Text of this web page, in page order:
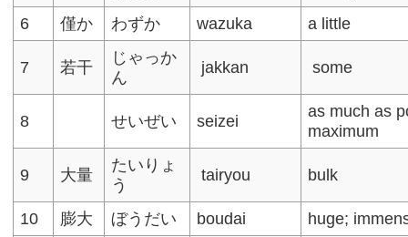
6
僅か わずか wazuka a little
7 若干
じゃっか
ん
jakkan some
8 せいぜい seizei
as much as
maximum
9 大量
たいりょ
う
tairyou bulk
10 膨大 ぼうだい boudai
huge;